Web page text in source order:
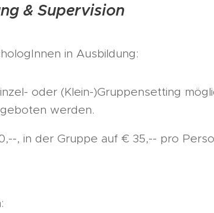
& Supervision
in Ausbildung:
oder (Klein-)Gruppensetting
werden.
, in der Gruppe auf € 35,-- pro